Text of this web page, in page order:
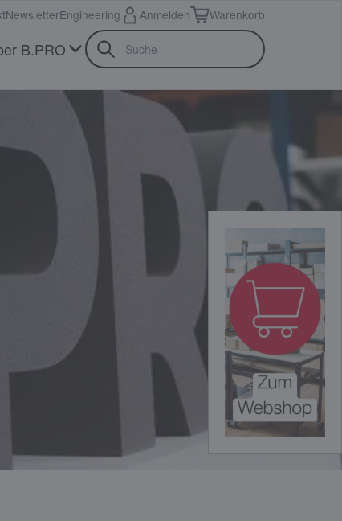
B.PRO
NewsletterEngineering Anmelden Warenkorb